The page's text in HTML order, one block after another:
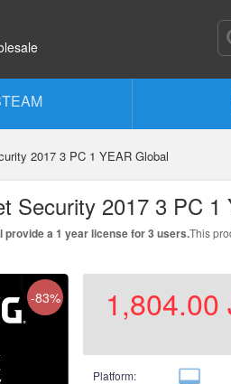
2017 3 PC 1 YEAR Global
Security 2017 3 PC 1
provide a 1 year license for 3 users.This
-83% 1,804.00
Platform: